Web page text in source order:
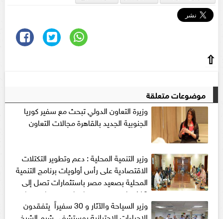
⇧
موضوعات متعلقة
وزيرة التعاون الدولي تبحث مع سفير كوريا
الجنوبية الجديد بالقاهرة مجالات التعاون
وزير التنمية المحلية : دعم وتطوير التكتلات
الاقتصادية على رأس أولويات برنامج التنمية
المحلية بصعيد مصر باستثمارات تصل إلى
418 مليون جنيه بمحافظتي سوهاج وقنا
وزير السياحة والآثار و 30 سفيراً يتفقدون